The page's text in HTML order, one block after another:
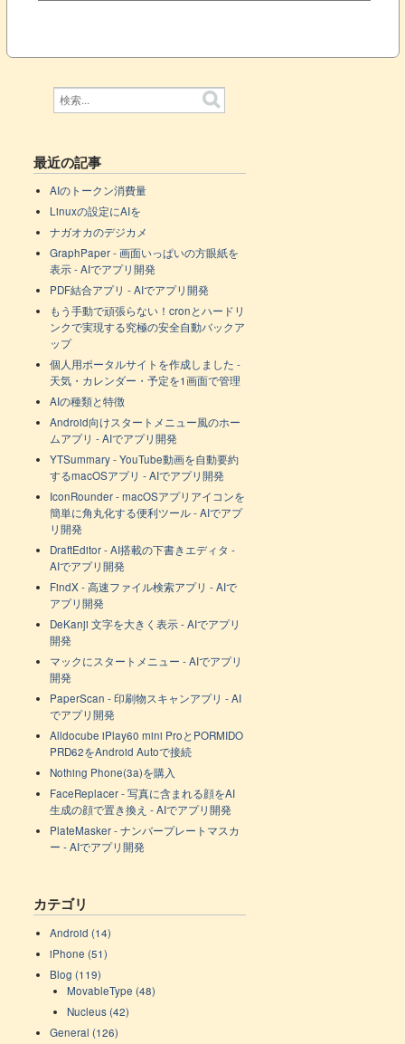
最近の記事
AIのトークン消費量
Linuxの設定にAIを
ナガオカのデジカメ
GraphPaper - 画面いっぱいの方眼紙を
表示 - AIでアプリ開発
PDF結合アプリ - AIでアプリ開発
もう手動で頑張らない！cronとハードリ
ンクで実現する究極の安全自動バックア
ップ
個人用ポータルサイトを作成しました -
天気・カレンダー・予定を1画面で管理
AIの種類と特徴
Android向けスタートメニュー風のホー
ムアプリ - AIでアプリ開発
YTSummary - YouTube動画を自動要約
するmacOSアプリ - AIでアプリ開発
IconRounder - macOSアプリアイコンを
簡単に角丸化する便利ツール - AIでアプ
リ開発
DraftEditor - AI搭載の下書きエディタ -
AIでアプリ開発
FindX - 高速ファイル検索アプリ - AIで
アプリ開発
DeKanji 文字を大きく表示 - AIでアプリ
開発
マックにスタートメニュー - AIでアプリ
開発
PaperScan - 印刷物スキャンアプリ - AI
でアプリ開発
Alldocube iPlay60 mini ProとPORMIDO
PRD62をAndroid Autoで接続
Nothing Phone(3a)を購入
FaceReplacer - 写真に含まれる顔をAI
生成の顔で置き換え - AIでアプリ開発
PlateMasker - ナンバープレートマスカ
ー - AIでアプリ開発
カテゴリ
Android (14)
iPhone (51)
Blog (119)
MovableType (48)
Nucleus (42)
General (126)